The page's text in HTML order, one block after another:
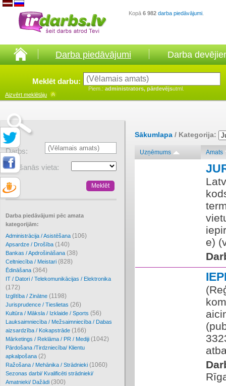
Kopā 6 982 darba piedāvājumi
Darba piedāvājumi Darba
Meklēt darbu:
Piem.: administrators, pārdevējsutml.
Aizvērt meklētāju
Darbs:
Atrašanās vieta:
Darba piedāvājumi pēc amata
kategorijām:
Administrācija / Asistēšana (106)
Apsardze / Drošība (140)
Bankas / Apdrošināšana (38)
Celtniecība / Meistari (828)
Ēdināšana (364)
IT / Datori / Telekomunikācijas / Elektronika
(172)
Izglītība / Zinātne (1198)
Jurisprudence / Tieslietas (26)
Kultūra / Māksla / Izklaide / Sports (56)
Lauksaimniecība / Mežsaimniecība / Dabas
aizsardzība / Kokapstrāde (166)
Mārketings / Reklāma / PR / Mediji (1042)
Pārdošana /Tirdzniecība/ Klientu
apkalpošana (2)
Ražošana / Mehānika / Strādnieki (1060)
Sezonas darbi/ Kvalificēti strādnieki/
Amatnieki/ Dažādi (300)
Sākumlapa / Kategorija:
Uzņēmums Amats
e)